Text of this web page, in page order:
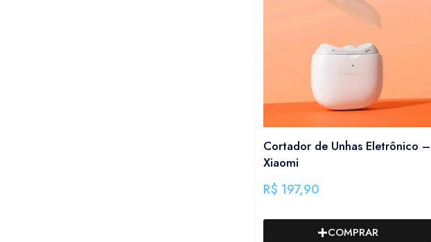
Cortador de Unhas Eletrônico –
Xiaomi
R$ 197,90
COMPRAR